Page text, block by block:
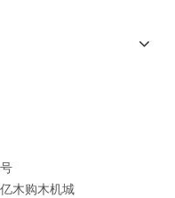
木购木机城